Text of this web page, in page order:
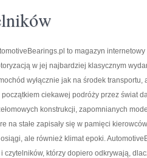
to magazyn
w jej najbardziej klasycznym
wyłącznie jak na środek
początkiem ciekawej podróży przez świat
konstrukcji, zapomnianych
na stałe zapisały się w pamięci
ale również klimat epoki.
czytelników, którzy dopiero odkrywają,